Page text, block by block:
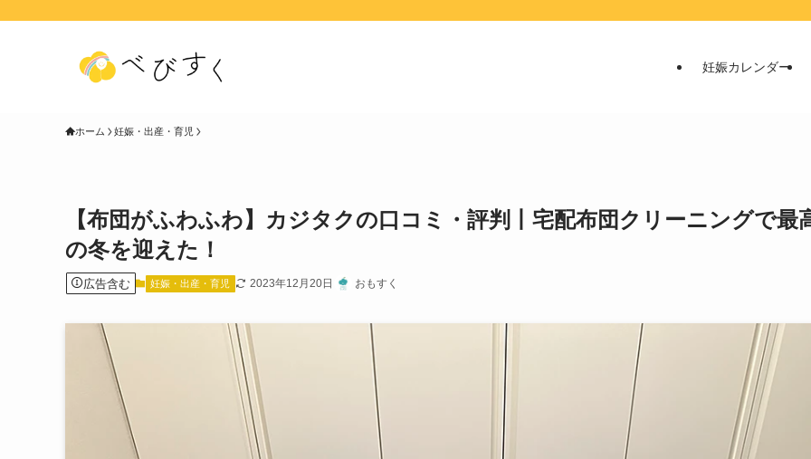
妊娠カレンダー
ホーム 妊娠・出産・育児
【布団がふわふわ】カジタクの口コミ・評判丨宅配布団クリーニングで最
の冬を迎えた！
広告含む 妊娠・出産・育児 2023年12月20日 おもすく